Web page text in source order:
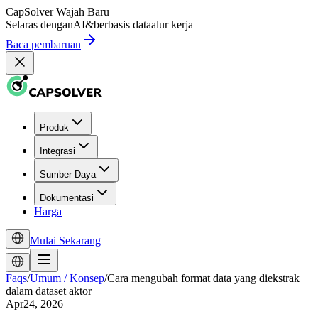
CapSolver Wajah Baru
Selaras denganAI&berbasis dataalur kerja
Baca pembaruan
Produk
Integrasi
Sumber Daya
Dokumentasi
Harga
Mulai Sekarang
Faqs/Umum / Konsep/Cara mengubah format data yang diekstrak
dalam dataset aktor
Apr24, 2026